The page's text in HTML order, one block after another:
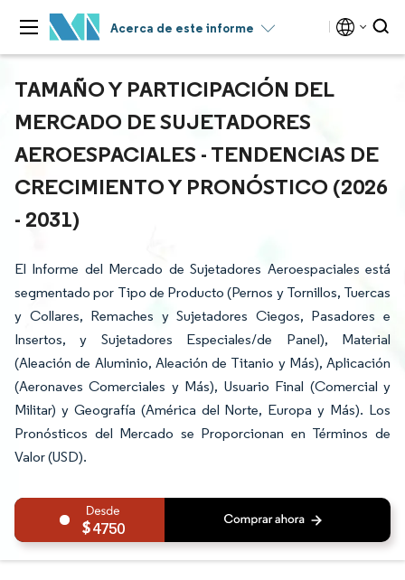
Acerca de este informe
TAMAÑO Y PARTICIPACIÓN DEL
MERCADO DE SUJETADORES
AEROESPACIALES - TENDENCIAS DE
CRECIMIENTO Y PRONÓSTICO (2026
- 2031)
El Informe del Mercado de Sujetadores Aeroespaciales está
segmentado por Tipo de Producto (Pernos y Tornillos, Tuercas
y Collares, Remaches y Sujetadores Ciegos, Pasadores e
Insertos, y Sujetadores Especiales/de Panel), Material
(Aleación de Aluminio, Aleación de Titanio y Más), Aplicación
(Aeronaves Comerciales y Más), Usuario Final (Comercial y
Militar) y Geografía (América del Norte, Europa y Más). Los
Pronósticos del Mercado se Proporcionan en Términos de
Valor (USD).
4750